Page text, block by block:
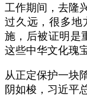
工作期间，去隆
过久远，很多地
施，后被证明是
这些中华文化瑰
从正定保护一块
阴如梭，习近平